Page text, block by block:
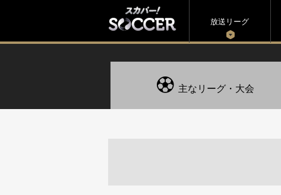
放送リーグ
主なリーグ・大会